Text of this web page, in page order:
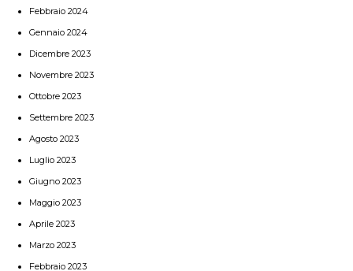
Febbraio 2024
Gennaio 2024
Dicembre 2023
Novembre 2023
Ottobre 2023
Settembre 2023
Agosto 2023
Luglio 2023
Giugno 2023
Maggio 2023
Aprile 2023
Marzo 2023
Febbraio 2023